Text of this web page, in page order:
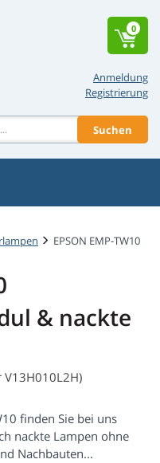
Anmeldung
Registrierung
Suchen
0
EPSON EMP-TW10
& nackte
V13H010L2H)
finden Sie bei uns
nackte Lampen ohne
Nachbauten...